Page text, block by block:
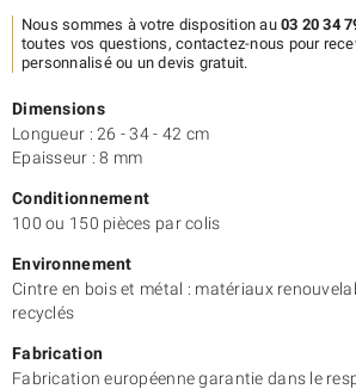
d’entreprise. Impression par
ou à froid, impression laser gravée ou en
souhaité, Actus Cintres vous propose
conseiller. Alors, contactez-nous !
N’hésitez pas à jeter un œil aussi à notre
Dimensions
Longueur : 26 - 34 - 42 cm
Epaisseur : 8 mm
Conditionnement
100 ou 150 pièces par colis
Environnement
Cintre en bois et métal : matériaux
recyclés
Fabrication
Fabrication européenne garantie dans le
Nous sommes à votre disposition au03 20 34
toutes vos questions, contactez-nous pour
personnalisé ou un devis gratuit.